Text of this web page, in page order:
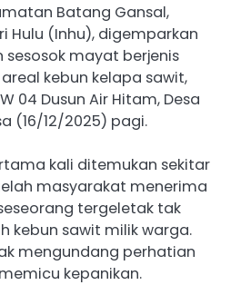
Batang Gansal,
Hulu (Inhu), digemparkan
mayat berjenis
kebun kelapa sawit,
04 Dusun Air Hitam, Desa
(16/12/2025) pagi.
kali ditemukan sekitar
masyarakat menerima
tergeletak tak
kebun sawit milik warga.
mengundang perhatian
kepanikan.